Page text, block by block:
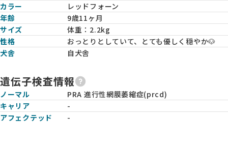
カラー
レッドフォーン
年齢
9歳11ヶ月
サイズ
体重： 2.2kg
性格
おっとりとしていて、とても優しく穏やか🐶
犬舎
自犬舎
遺伝子検査情報
ノーマル
PRA 進行性網膜萎縮症(prcd)
キャリア
-
アフェクテッド
-